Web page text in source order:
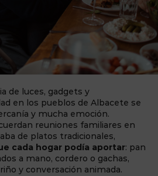
de luces, gadgets y
en los pueblos de Albacete se
y mucha emoción.
reuniones familiares en
de platos tradicionales,
cada hogar podía aportar: pan
a mano, cordero o gachas,
y conversación animada.